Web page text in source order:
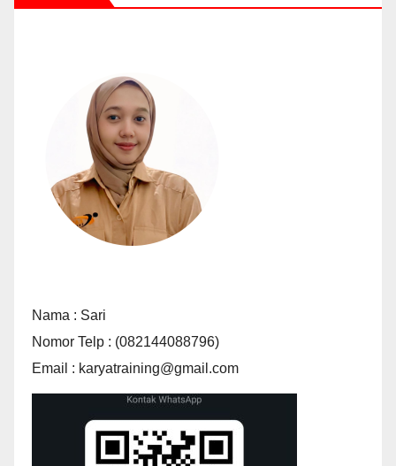
Nama : Sari
Nomor Telp : (082144088796)
Email : karyatraining@gmail.com